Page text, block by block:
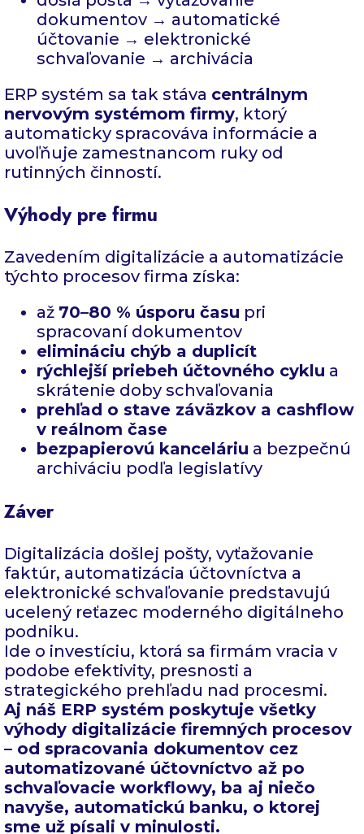
dokumentov → automatické
účtovanie → elektronické
schvaľovanie → archivácia
ERP systém sa tak stáva centrálnym
nervovým systémom firmy, ktorý
automaticky spracováva informácie a
uvoľňuje zamestnancom ruky od
rutinných činností.
Výhody pre firmu
Zavedením digitalizácie a automatizácie
týchto procesov firma získa:
až 70–80 % úsporu času pri
spracovaní dokumentov
elimináciu chýb a duplicít
rýchlejší priebeh účtovného cyklu a
skrátenie doby schvaľovania
prehľad o stave záväzkov a cashflow
v reálnom čase
bezpapierovú kanceláriu a bezpečnú
archiváciu podľa legislatívy
Záver
Digitalizácia došlej pošty, vyťažovanie
faktúr, automatizácia účtovníctva a
elektronické schvaľovanie predstavujú
ucelený reťazec moderného digitálneho
podniku.
Ide o investíciu, ktorá sa firmám vracia v
podobe efektivity, presnosti a
strategického prehľadu nad procesmi.
Aj náš ERP systém poskytuje všetky
výhody digitalizácie firemných procesov
– od spracovania dokumentov cez
automatizované účtovníctvo až po
schvaľovacie workflowy, ba aj niečo
navyše, automatickú banku, o ktorej
sme už písali v minulosti.